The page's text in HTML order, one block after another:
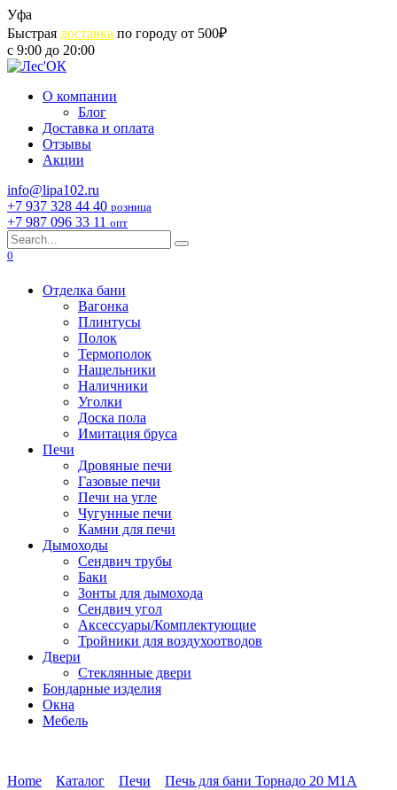
Skip
to
content
Уфа
Быстрая доставка по городу от 500₽
с 9:00 до 20:00
О компании
Блог
Доставка и оплата
Отзывы
Акции
info@lipa102.ru
+7 937 328 44 40 розница
+7 987 096 33 11 опт
Search
for:
0
Отделка бани
Вагонка
Плинтусы
Полок
Термополок
Нащельники
Наличники
Уголки
Доска пола
Имитация бруса
Печи
Дровяные печи
Газовые печи
Печи на угле
Чугунные печи
Камни для печи
Дымоходы
Сендвич трубы
Баки
Зонты для дымохода
Сендвич угол
Аксессуары/Комплектующие
Тройники для воздухоотводов
Двери
Стеклянные двери
Бондарные изделия
Окна
Мебель
Home Каталог Печи Печь для бани Торнадо 20 М1А